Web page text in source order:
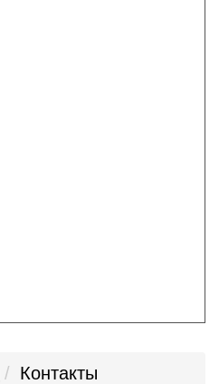
Контакты